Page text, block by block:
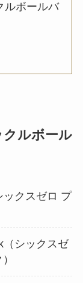
ルボールバ
ルボール
ックスゼロ プ
（シックスゼ